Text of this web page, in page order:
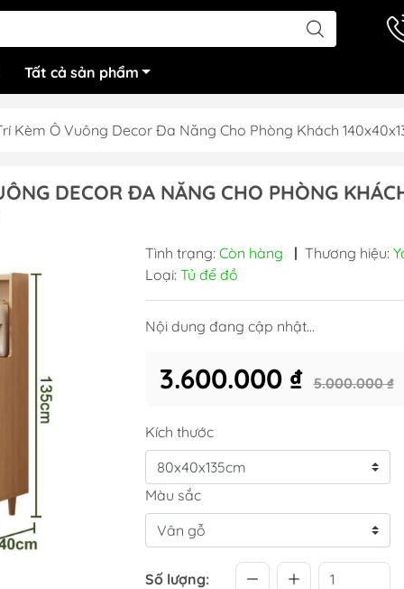
Tất cả sản phẩm
Kèm Ô Vuông Decor Đa Năng Cho Phòng Khách
DECOR ĐA NĂNG CHO PHÒNG
Tình trạng: Còn hàng | Thương hiệu:
Loại: Tủ để đồ
Nội dung đang cập nhật...
3.600.000 ₫ 5.000.000 ₫
Kích thước
Màu sắc
Số lượng: